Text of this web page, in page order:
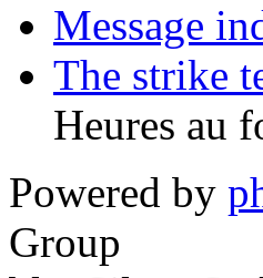
Message
The strike
Heures au
Powered by
Group